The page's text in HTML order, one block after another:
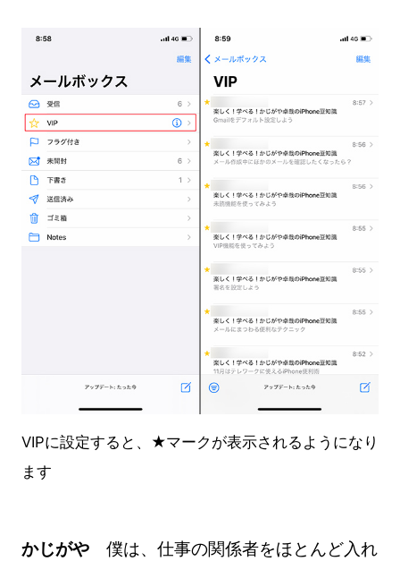
VIPに設定すると、★マークが表示されるようになり
ます
かじがや 僕は、仕事の関係者をほとんど入れ